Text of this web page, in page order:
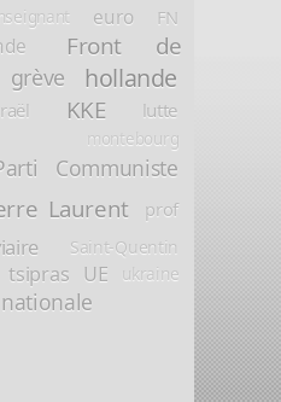
euro FN
Front de
grève hollande
KKE lutte
montebourg
Communiste
Laurent prof
Saint-Quentin
tsipras UE ukraine